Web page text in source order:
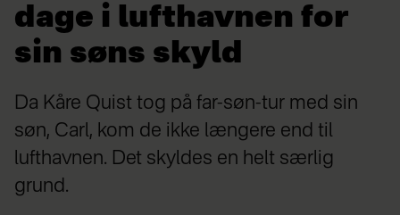
dage i lufthavnen for
sin søns skyld
Da Kåre Quist tog på far-søn-tur med sin
søn, Carl, kom de ikke længere end til
lufthavnen. Det skyldes en helt særlig
grund.